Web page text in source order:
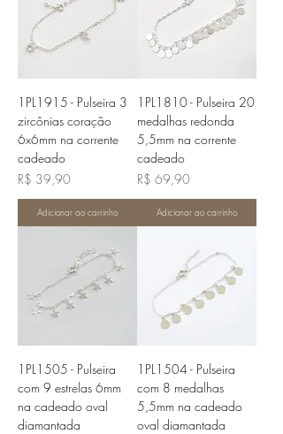
1PL1915 - Pulseira 3
zircônias coração
6x6mm na corrente
cadeado
Preço
R$ 39,90
Adicionar ao carrinho
1PL1810 - Pulseira 20
medalhas redonda
5,5mm na corrente
cadeado
Preço
R$ 69,90
Adicionar ao carrinho
1PL1505 - Pulseira
com 9 estrelas 6mm
na cadeado oval
diamantada
1PL1504 - Pulseira
com 8 medalhas
5,5mm na cadeado
oval diamantada